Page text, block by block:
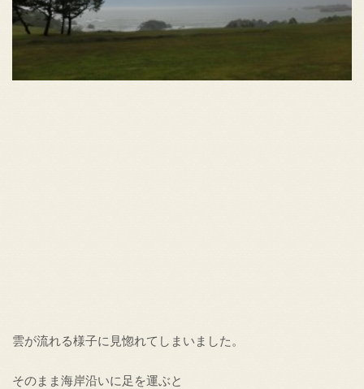
雲が流れる様子に見惚れてしまいました。
そのまま海岸沿いに足を運ぶと